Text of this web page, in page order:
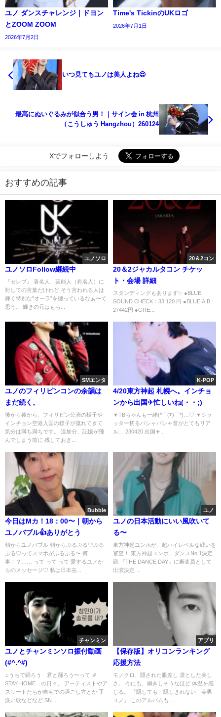
ユノ ダンスチャレンジ｜ドヨン
とZOOM ZOOM
2026年7月2日
Time's TickinのUKロゴ
2026年7月1日
いつ見てもユノは美人よね😍
最高にぬいぐるみが似合う男！｜サイン会 in 杭州
（こうしゅう Hangzhou）260124
Xでフォローしよう
おすすめの記事
ユノソロ
ユノソロFollow継続中
『セレブ』 著名人、芸能人（有名人）に
対しての言葉だけれど そう言われる人は
輝く特別な”オーラ”を纏っているなぁ〜て
思う。 輝きの元はもち...
20＆2コン
20＆2ジャカルタコン チケッ
ト・会場 詳細
スタンディングもあります✨ ●BLUE
SOUND CHECK：33,120 円 ●BLUE A B：
27442円 ●GRE...
SMエンタ
ユノのフィリピンコンの余韻は
まだ続く。
後から後から、フィリピン公演の様子や
インチョン空港入国の様子が流れてきて
気分は満ち満ちです。 追加分、記憶が飛
んでしまう前に 残しておき...
K-POP
4/20東方神起 札幌へ。インチョ
ンから出国✈忙しいね(・・;)
▼TBちゃんも一緒(*￣(ｴ)￣*)…♡ ▼シャ
ッター切るパシャパシャ音がとてもリア
ル… 230420 出国✈️...
Bubble
今日はMカ！18：00〜｜朝から
ユノバブル👍️ありがとう
朝からユノバブル 朝からぷるぷる♡ぷる
ぷる♡ってスマホがぷるぷる〜 何
事！？…… って って って 愛するユノか
らのメッセージ♡ 私は日本在...
ユノ
ユノの日本活動にいい風吹いて
る〜
東方神起ユンホが、超ハイレベルな戦いを
審査！ 東方神起ユンホ、ダンスNo.1決定
戦 『THE DANCE DAY』に審査員として
出演決定 ...
チャンミン
ユノとチャンミンソロ振付動画
(#^.^#)
♫うちで踊ろう 君と踊ろう〜って ＃
STAY HOME の日々、 アーティストやア
スリートたちが自宅での過ごし方とか 手
洗い歌などなど SN...
アプリ
【保存版】オリコンランキング
応援方法
モノクロ、隠された眼差し 凛とした美し
さ。 今にも、瞬きしそうなほど 体温を感
じる。 『隠しても 隠しきれない 美男
ユノ』 このアルバムも...